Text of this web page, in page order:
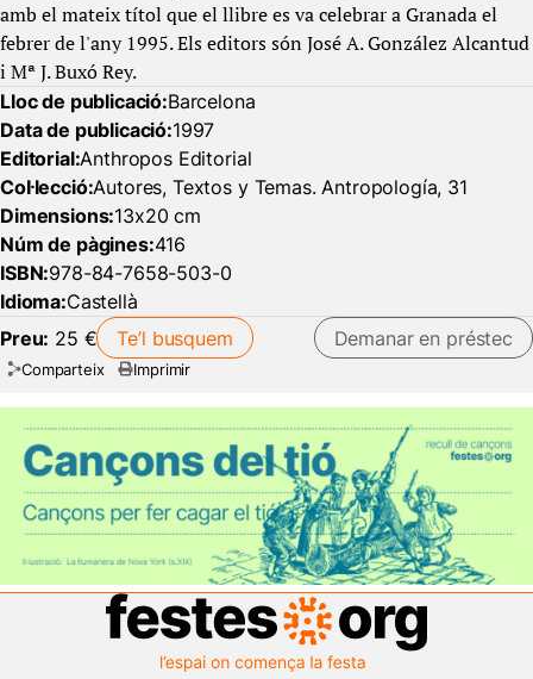
amb el mateix títol que el llibre es va celebrar a Granada el
febrer de l'any 1995. Els editors són José A. González Alcantud
i Mª J. Buxó Rey.
Lloc de publicació:Barcelona
Data de publicació:1997
Editorial:Anthropos Editorial
Col·lecció:Autores, Textos y Temas. Antropología, 31
Dimensions:13x20 cm
Núm de pàgines:416
ISBN:978-84-7658-503-0
Idioma:Castellà
Preu: 25 € Te’l busquem Demanar en préstec
Comparteix Imprimir